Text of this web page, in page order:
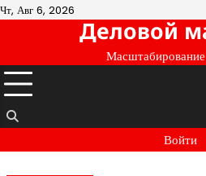
Перейти
Чт, Авг 6, 2026
Деловой
Войти